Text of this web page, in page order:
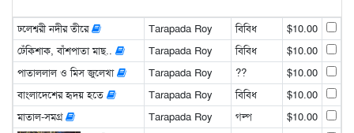
ঢলেশ্বরী নদীর তীরে Tarapada Roy বিবিধ
$10.00
ঢেঁকিশাক, বাঁশপাতা মাছ..
Tarapada Roy বিবিধ
$10.00
পাতাললাল ও মিস জুলেখা
Tarapada Roy ??
$10.00
বাংলাদেশের হৃদয় হতে
Tarapada Roy বিবিধ
$10.00
মাতাল-সমগ্র
Tarapada Roy গল্প
$10.00